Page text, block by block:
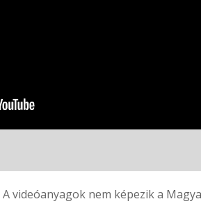
A videóanyagok nem képezik a